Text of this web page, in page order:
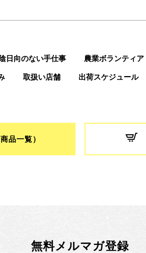
陰日向のない手仕事 農業ボランティア
取扱い店舗 出荷スケジュール
品一覧）
無料メルマガ登録